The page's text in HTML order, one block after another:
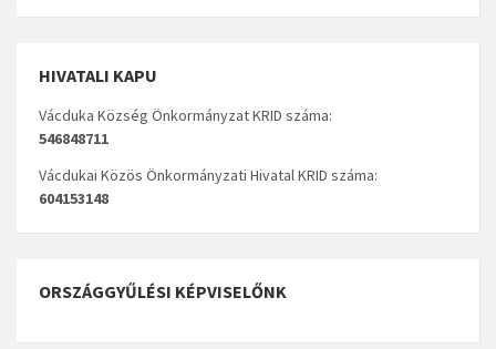
HIVATALI KAPU
Vácduka Község Önkormányzat KRID száma:
546848711
Vácdukai Közös Önkormányzati Hivatal KRID száma:
604153148
ORSZÁGGYŰLÉSI KÉPVISELŐNK